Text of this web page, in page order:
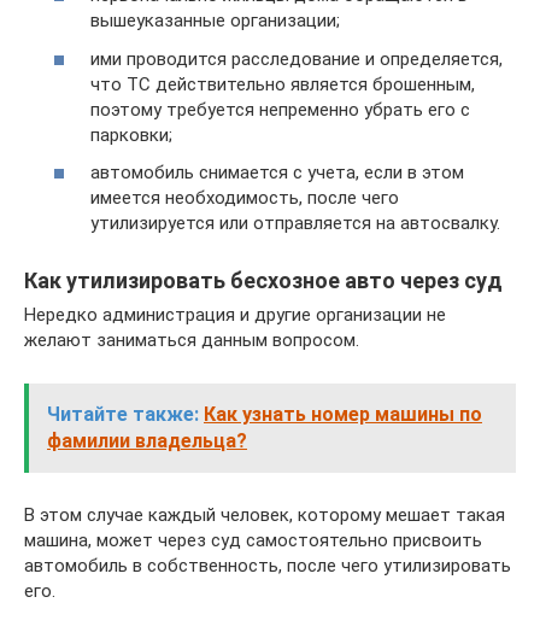
вышеуказанные организации;
ими проводится расследование и определяется,
что ТС действительно является брошенным,
поэтому требуется непременно убрать его с
парковки;
автомобиль снимается с учета, если в этом
имеется необходимость, после чего
утилизируется или отправляется на автосвалку.
Как утилизировать бесхозное авто через суд
Нередко администрация и другие организации не
желают заниматься данным вопросом.
Читайте также: Как узнать номер машины по
фамилии владельца?
В этом случае каждый человек, которому мешает такая
машина, может через суд самостоятельно присвоить
автомобиль в собственность, после чего утилизировать
его.